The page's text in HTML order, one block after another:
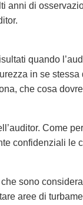
anni di
quando
in se stessa
che cosa
Come
confidenziali le
sono
aree di